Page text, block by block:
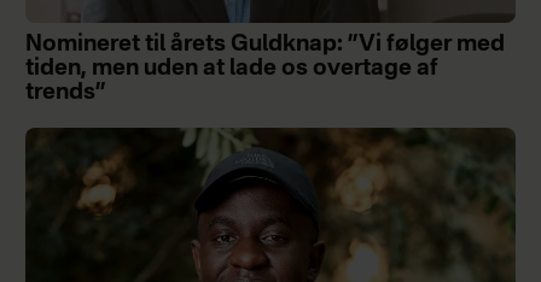
Nomineret til årets Guldknap: ”Vi følger med
tiden, men uden at lade os overtage af
trends”